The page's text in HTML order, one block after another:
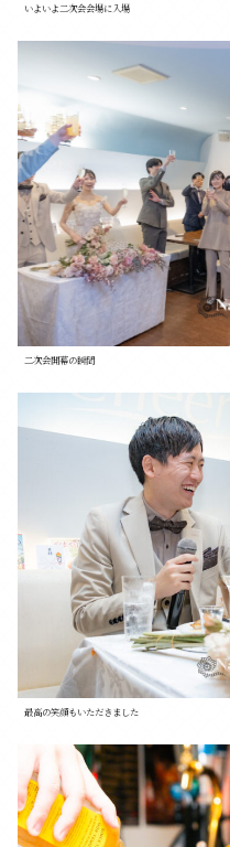
いよいよ二次会会場に入場
二次会開幕の瞬間
最高の笑顔もいただきました